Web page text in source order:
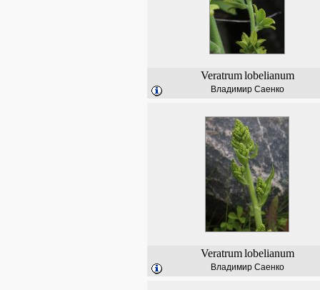
Veratrum lobelianum
Владимир Саенко
Veratrum lobelianum
Владимир Саенко